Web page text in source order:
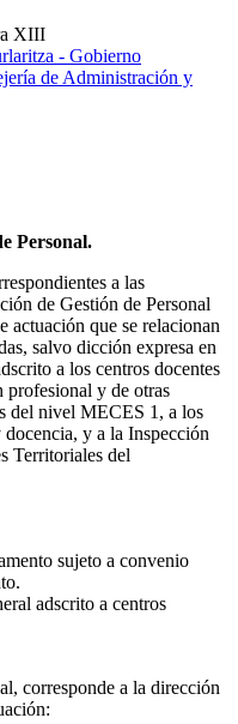
XIII
- Gobierno
de Administración y
Personal.
a las
de Gestión de Personal
actuación que se relacionan
salvo dicción expresa en
a los centros docentes
profesional y de otras
del nivel MECES 1, a los
y a la Inspección
Territoriales del
sujeto a convenio
adscrito a centros
corresponde a la dirección